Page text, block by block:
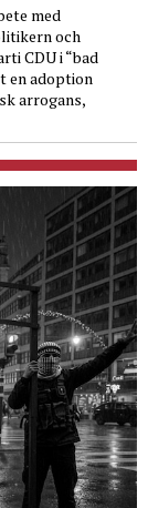
med
och
CDU i “bad
en adoption
arrogans,